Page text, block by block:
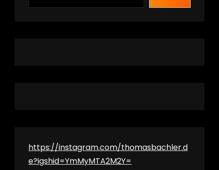
https://instagram.com/thomasbachler.d
e?igshid=YmMyMTA2M2Y=